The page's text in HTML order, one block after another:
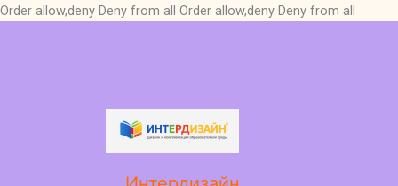
Order allow,deny Deny from all Order allow,deny Deny from all
LinkedIn
Instagram
Facebook